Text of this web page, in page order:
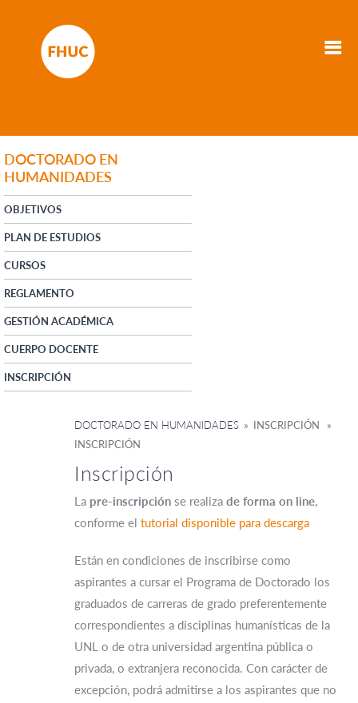
DOCTORADO EN
HUMANIDADES
OBJETIVOS
PLAN DE ESTUDIOS
CURSOS
REGLAMENTO
GESTIÓN ACADÉMICA
CUERPO DOCENTE
INSCRIPCIÓN
DOCTORADO EN HUMANIDADES » INSCRIPCIÓN »
INSCRIPCIÓN
Inscripción
La pre-inscripción se realiza de forma on line,
conforme el tutorial disponible para descarga
Están en condiciones de inscribirse como
aspirantes a cursar el Programa de Doctorado los
graduados de carreras de grado preferentemente
correspondientes a disciplinas humanísticas de la
UNL o de otra universidad argentina pública o
privada, o extranjera reconocida. Con carácter de
excepción, podrá admitirse a los aspirantes que no